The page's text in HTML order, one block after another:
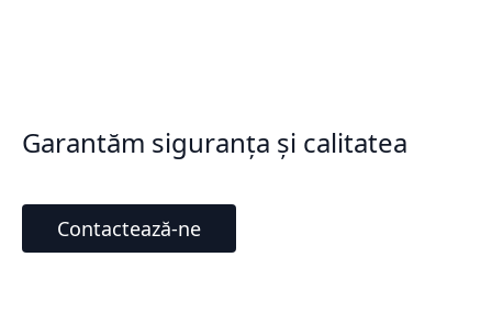
Garantăm siguranța și calitatea
Contactează-ne